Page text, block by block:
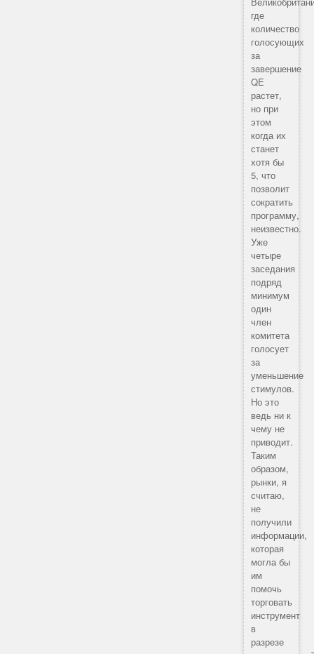
где
количество
голосующих
за
завершение
QE
растет,
но при
этом
когда их
станет
хотя бы
5, что
позволит
сократить
программу,
неизвестно.
Уже
четыре
заседания
подряд
минимум
один
член
комитета
голосует
за
уменьшение
стимулов.
Но это
ведь ни к
чему не
приводит.
Таким
образом,
рынки, я
считаю,
не
получили
информации,
которая
могла бы
им
помочь
торговать
инструмент
в
разрезе